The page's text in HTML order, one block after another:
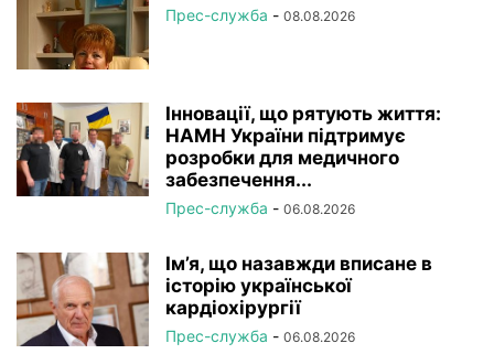
Прес-служба - 08.08.2026
Інновації, що рятують життя:
НАМН України підтримує
розробки для медичного
забезпечення...
Прес-служба - 06.08.2026
Ім’я, що назавжди вписане в
історію української
кардіохірургії
Прес-служба - 06.08.2026